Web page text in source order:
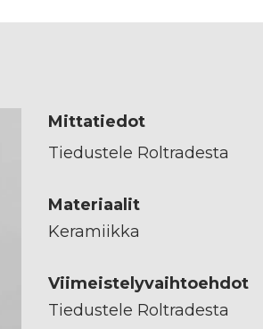
Mittatiedot
Tiedustele Roltradesta
Materiaalit
Keramiikka
Viimeistelyvaihtoehdot
Tiedustele Roltradesta